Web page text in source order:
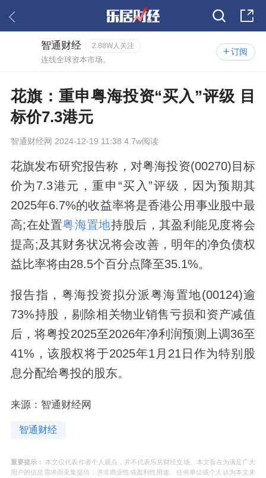
订阅
智通财经 2.88W人关注
连线全球资本市场。
花旗：重申粤海投资“买入”评级 目
标价7.3港元
智通财经网 2024-12-19 11:38 4.7w阅读
花旗发布研究报告称，对粤海投资(00270)目标
价为7.3港元，重申“买入”评级，因为预期其
2025年6.7%的收益率将是香港公用事业股中最
高;在处置粤海置地持股后，其盈利能见度将会
提高;及其财务状况将会改善，明年的净负债权
益比率将由28.5个百分点降至35.1%。
报告指，粤海投资拟分派粤海置地(00124)逾
73%持股，剔除相关物业销售亏损和资产减值
后，将粤投2025至2026年净利润预测上调36至
41%，该股权将于2025年1月21日作为特别股
息分配给粤投的股东。
来源：智通财经网
智通财经
重要提示： 本文仅代表作者个人观点，并不代表乐居财经立场。本文旨在为满足广大
用户的信息需求而采集提供，并非商业性或盈利性用途。任何单位或个人认为本文来